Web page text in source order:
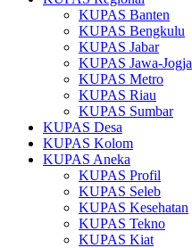
KUPAS Banten
KUPAS Bengkulu
KUPAS Jabar
KUPAS Jawa-Jogja
KUPAS Metro
KUPAS Riau
KUPAS Sumbar
KUPAS Desa
KUPAS Kolom
KUPAS Aneka
KUPAS Profil
KUPAS Seleb
KUPAS Kesehatan
KUPAS Tekno
KUPAS Kiat